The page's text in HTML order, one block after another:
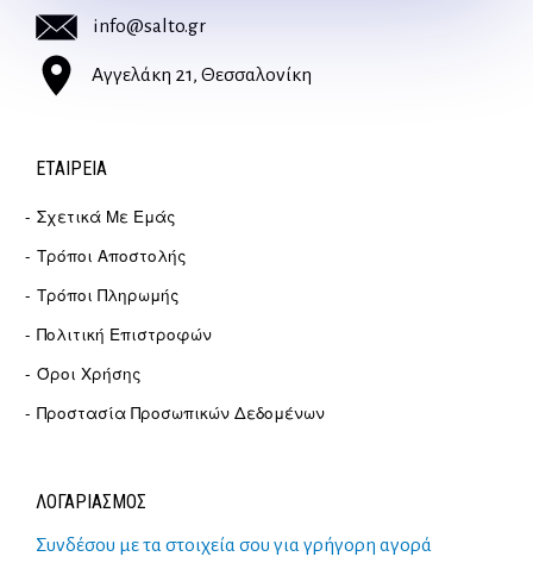
info@salto.gr
Αγγελάκη 21, Θεσσαλονίκη
ΕΤΑΙΡΕΊΑ
Σχετικά Με Εμάς
Τρόποι Αποστολής
Τρόποι Πληρωμής
Πολιτική Επιστροφών
Όροι Χρήσης
Προστασία Προσωπικών Δεδομένων
ΛΟΓΑΡΙΑΣΜΟΣ
Συνδέσου με τα στοιχεία σου για γρήγορη αγορά